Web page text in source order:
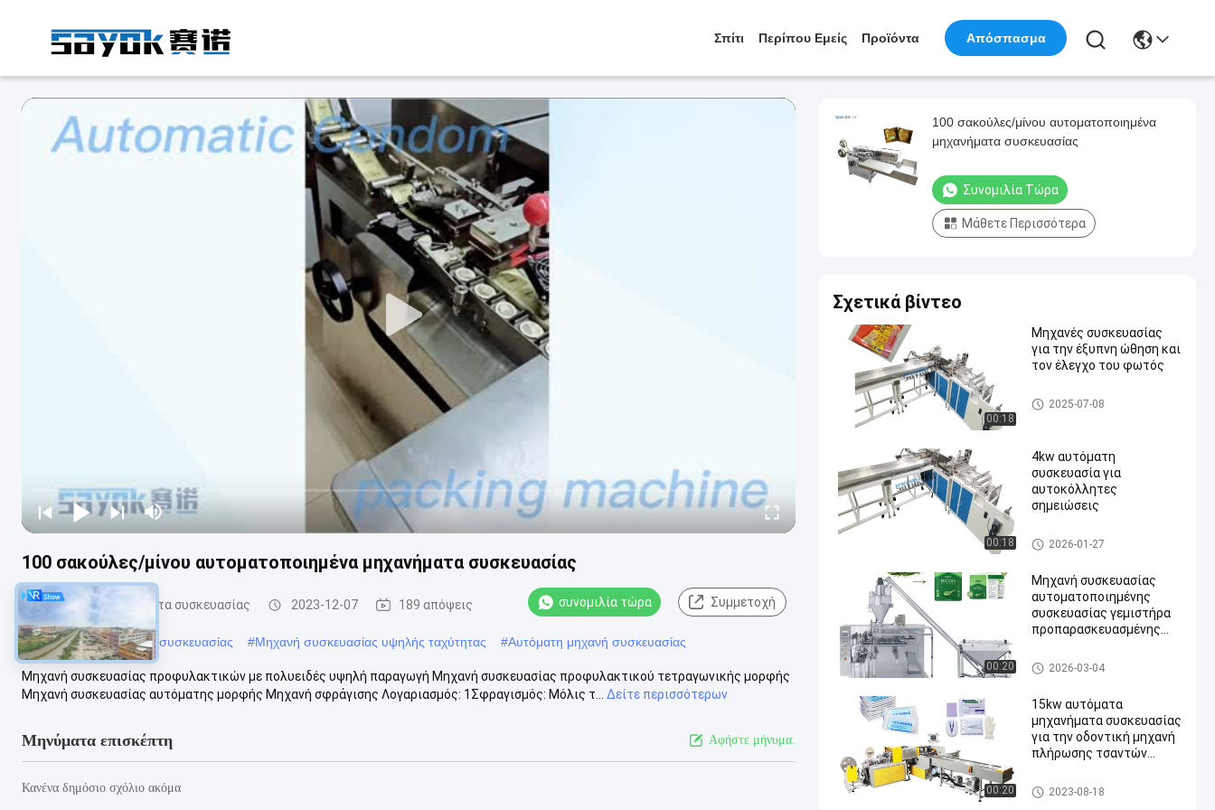
Σπίτι Περίπου Εμείς Προϊόντα Απόσπασμα
100 σακούλες/μίνου αυτοματοποιημένα μηχανήματα συσκευασίας
αυτόματα μηχανήματα συσκευασίας 2023-12-07 189 απόψεις συνομιλία τώρα Συμμετοχή
#αυτόματα μηχανήματα συσκευασίας #Μηχανή συσκευασίας υψηλής ταχύτητας #Αυτόματη μηχανή συσκευασίας
Μηχανή συσκευασίας προφυλακτικών με πολυειδές υψηλή παραγωγή Μηχανή συσκευασίας προφυλακτικού τετραγωνικής μορφής
Μηχανή συσκευασίας αυτόματης μορφής Μηχανή σφράγισης Λογαριασμός: 1Σφραγισμός: Μόλις τ...
Δείτε περισσότερων
Μηνύματα επισκέπτη Αφήστε μήνυμα.
Κανένα δημόσιο σχόλιο ακόμα
100 σακούλες/μίνου αυτοματοποιημένα
μηχανήματα συσκευασίας
Συνομιλία Τώρα
Μάθετε Περισσότερα
Σχετικά βίντεο
00:18
Μηχανές συσκευασίας
για την έξυπνη ώθηση και
τον έλεγχο του φωτός
αυτόματα μηχανήματα συσκ
ευασίας
2025-07-08
00:18
4kw αυτόματη
συσκευασία για
αυτοκόλλητες
σημειώσεις
αυτόματα μηχανήματα συσκ
ευασίας
2026-01-27
00:20
Μηχανή συσκευασίας
αυτοματοποιημένης
συσκευασίας γεμιστήρα
προπαρασκευασμένης
αυτόματα μηχανήματα συσκ
ευασίας
2026-03-04
00:20
15kw αυτόματα
μηχανήματα συσκευασίας
για την οδοντική μηχανή
πλήρωσης τσαντών
Αυτόματη μηχανή τοποθέτη
σης μέσα σε σάκκο
2023-08-18